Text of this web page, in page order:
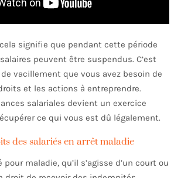
signifie que pendant cette période
peuvent être suspendus. C’est
vacillement que vous avez besoin de
et les actions à entreprendre.
salariales devient un exercice
ce qui vous est dû légalement.
des salariés en arrêt maladie
maladie, qu’il s’agisse d’un court ou